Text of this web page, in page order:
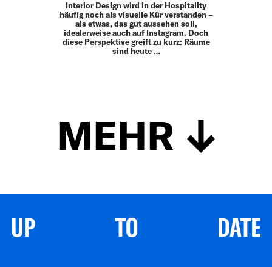
Interior Design wird in der Hos­pitality
häufig noch als visuelle Kür ­verstanden –
als ­etwas, das gut aussehen soll,
idealerweise auch auf Insta­gram. Doch
diese Perspektive greift zu kurz: Räume
sind heute …
MEHR
UP TO DATE